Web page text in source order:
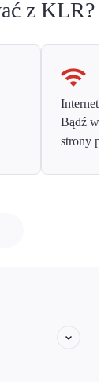
z KLR?
Internet
Bądź w
strony